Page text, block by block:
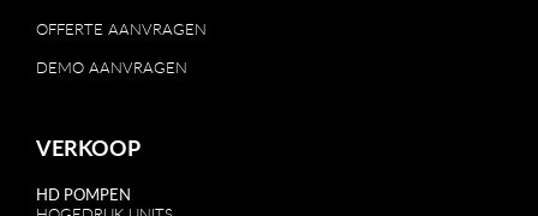
OFFERTE AANVRAGEN
DEMO AANVRAGEN
VERKOOP
HD POMPEN